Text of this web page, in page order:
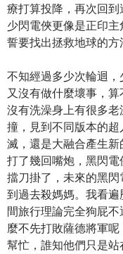
療打算投降，再次回
少閃電俠更像是正印主
誓要找出拯救地球的方
不知經過多少次輪迴
又沒有做什麼壞事，
沒有洗澡身上有很多
撞，見到不同版本的
滅，還是大融合產生新
打了幾回嘴炮，黑閃
擋刀掛了，未來的黑
到過去殺媽媽。我看
間旅行理論完全狗屁
麼不先打敗薩德將軍
幫忙，誰知他們只是站